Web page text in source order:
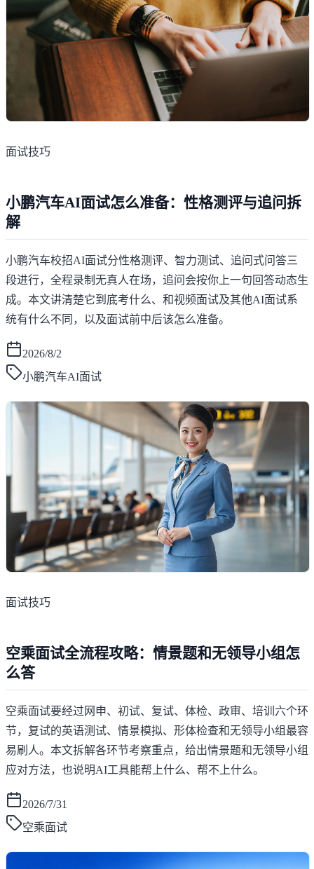
面试技巧
小鹏汽车AI面试怎么准备：性格测评与追问拆
解
小鹏汽车校招AI面试分性格测评、智力测试、追问式问答三
段进行，全程录制无真人在场，追问会按你上一句回答动态生
成。本文讲清楚它到底考什么、和视频面试及其他AI面试系
统有什么不同，以及面试前中后该怎么准备。
2026/8/2
小鹏汽车AI面试
面试技巧
空乘面试全流程攻略：情景题和无领导小组怎
么答
空乘面试要经过网申、初试、复试、体检、政审、培训六个环
节，复试的英语测试、情景模拟、形体检查和无领导小组最容
易刷人。本文拆解各环节考察重点，给出情景题和无领导小组
应对方法，也说明AI工具能帮上什么、帮不上什么。
2026/7/31
空乘面试